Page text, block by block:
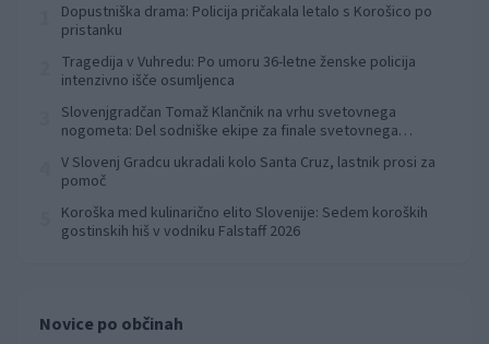
Dopustniška drama: Policija pričakala letalo s Korošico po
pristanku
Tragedija v Vuhredu: Po umoru 36-letne ženske policija
intenzivno išče osumljenca
Slovenjgradčan Tomaž Klančnik na vrhu svetovnega
nogometa: Del sodniške ekipe za finale svetovnega
V Slovenj Gradcu ukradali kolo Santa Cruz, lastnik prosi za
pomoč
Koroška med kulinarično elito Slovenije: Sedem koroških
gostinskih hiš v vodniku Falstaff 2026
Novice po občinah